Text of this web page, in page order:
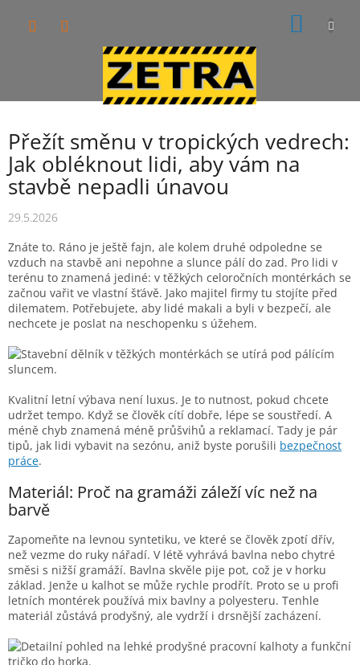
Přežít směnu v tropických vedrech:
Jak obléknout lidi, aby vám na
stavbě nepadli únavou
29.5.2026
Znáte to. Ráno je ještě fajn, ale kolem druhé odpoledne se
vzduch na stavbě ani nepohne a slunce pálí do zad. Pro lidi v
terénu to znamená jediné: v těžkých celoročních montérkách se
začnou vařit ve vlastní šťávě. Jako majitel firmy tu stojíte před
dilematem. Potřebujete, aby lidé makali a byli v bezpečí, ale
nechcete je poslat na neschopenku s úžehem.
Kvalitní letní výbava není luxus. Je to nutnost, pokud chcete
udržet tempo. Když se člověk cítí dobře, lépe se soustředí. A
méně chyb znamená méně průšvihů a reklamací. Tady je pár
tipů, jak lidi vybavit na sezónu, aniž byste porušili bezpečnost
práce.
Materiál: Proč na gramáži záleží víc než na
barvě
Zapomeňte na levnou syntetiku, ve které se člověk zpotí dřív,
než vezme do ruky nářadí. V létě vyhrává bavlna nebo chytré
směsi s nižší gramáží. Bavlna skvěle pije pot, což je v horku
základ. Jenže u kalhot se může rychle prodřít. Proto se u profi
letních montérek používá mix bavlny a polyesteru. Tenhle
materiál zůstává prodyšný, ale vydrží i drsnější zacházení.